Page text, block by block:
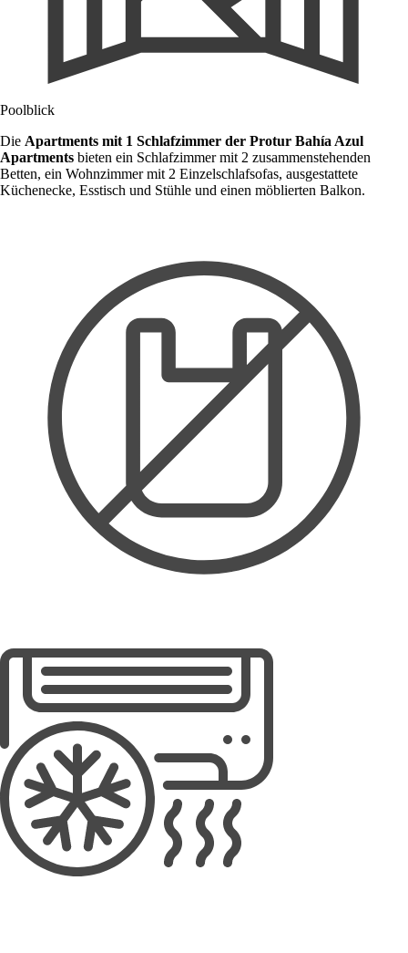
Poolblick
Die Apartments mit 1 Schlafzimmer der Protur Bahía Azul
Apartments bieten ein Schlafzimmer mit 2 zusammenstehenden
Betten, ein Wohnzimmer mit 2 Einzelschlafsofas, ausgestattete
Küchenecke, Esstisch und Stühle und einen möblierten Balkon.